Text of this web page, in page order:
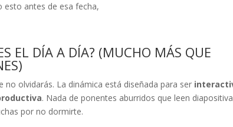
esto antes de esa fecha,
EL DÍA A DÍA? (MUCHO MÁS QUE
no olvidarás. La dinámica está diseñada para ser
. Nada de ponentes aburridos que leen
por no dormirte.